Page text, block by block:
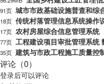
91页 城市市政基础设施普查和综
18页 传统村落管理信息系统操作
17页 农村房屋综合信息管理系统
77页 工程建设项目审批管理系
35页 建筑与市政工程施工质量控
评论（0）
登录后可以评论